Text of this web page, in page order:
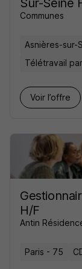
Sur-Seine
Communes
Asnières-sur-
Télétravail
Voir l’offre
H/F
Antin
Paris - 75